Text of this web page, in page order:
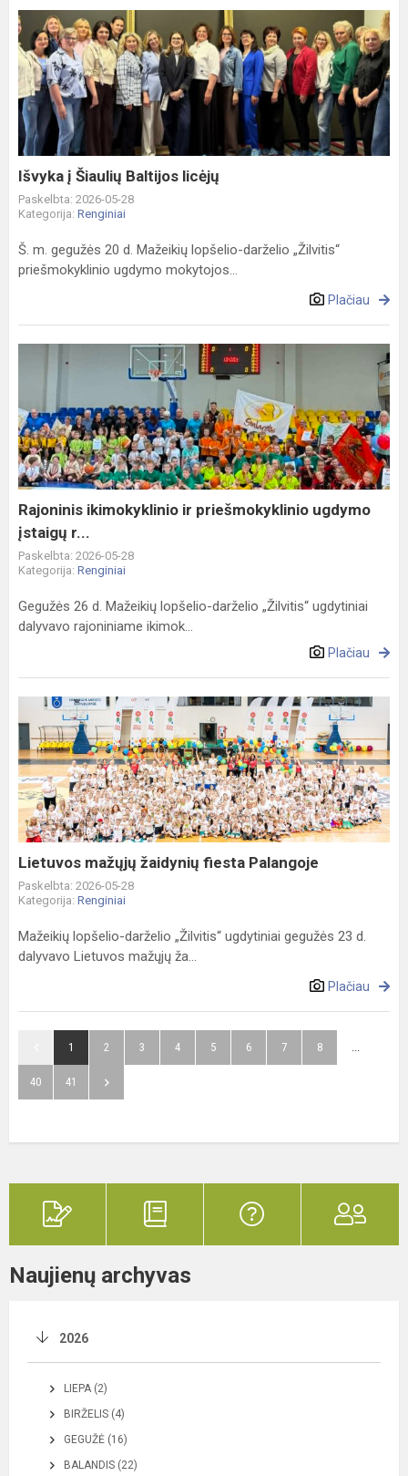
Išvyka
į
Šiaulių
Baltijos
licėjų
Išvyka į Šiaulių Baltijos licėjų
Paskelbta: 2026-05-28
Kategorija: Renginiai
Š. m. gegužės 20 d. Mažeikių lopšelio-darželio „Žilvitis“
priešmokyklinio ugdymo mokytojos...
Plačiau
Rajoninis
ikimokyklinio
priešmokyklinio
ugdymo
įstaigų
r...
Rajoninis ikimokyklinio ir priešmokyklinio ugdymo
įstaigų r...
Paskelbta: 2026-05-28
Kategorija: Renginiai
Gegužės 26 d. Mažeikių lopšelio-darželio „Žilvitis“ ugdytiniai
dalyvavo rajoniniame ikimok...
Plačiau
Lietuvos
mažųjų
žaidynių
fiesta
Palangoje
Lietuvos mažųjų žaidynių fiesta Palangoje
Paskelbta: 2026-05-28
Kategorija: Renginiai
Mažeikių lopšelio-darželio „Žilvitis“ ugdytiniai gegužės 23 d.
dalyvavo Lietuvos mažųjų ža...
Plačiau
1 2 3 4 5 6 7 8 ...
40 41
Naujienų archyvas
2026
LIEPA (2)
BIRŽELIS (4)
GEGUŽĖ (16)
BALANDIS (22)